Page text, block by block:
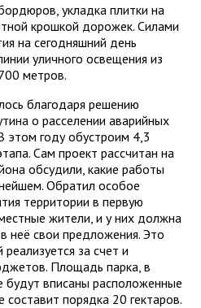
укладка плитки на
крошкой дорожек. Силами
на сегодняшний день
уличного освещения из
метров.
благодаря решению
о расселении аварийных
этом году обустроим 4,3
Сам проект рассчитан на
обсудили, какие работы
Обратил особое
территории в первую
жители, и у них должна
неё свои предложения. Это
за счет и
Площадь парка, в
будут вписаны расположенные
составит порядка 20 гектаров.